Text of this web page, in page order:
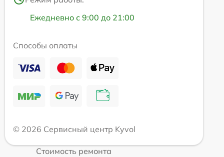
Ежедневно с 9:00 до 21:00
Способы оплаты
© 2026 Сервисный центр Kyvol
Стоимость ремонта